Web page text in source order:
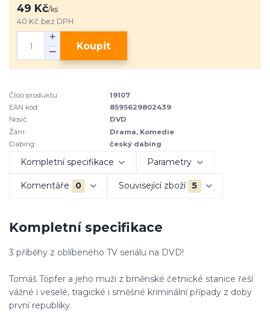
49 Kč/ks
40 Kč bez DPH
Koupit
Číslo produktu:
19107
EAN kód:
8595629802439
Nosič:
DVD
Žánr:
Drama, Komedie
Dabing:
český dabing
Kompletní specifikace Parametry
Komentáře 0 Související zboží 5
Kompletní specifikace
3 příběhy z oblíbeného TV seriálu na DVD!
Tomáš Töpfer a jeho muži z brněnské četnické stanice řeší
vážné i veselé, tragické i směšné kriminální případy z doby
první republiky.